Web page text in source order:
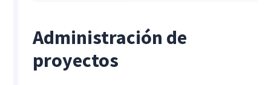
Administración de
proyectos